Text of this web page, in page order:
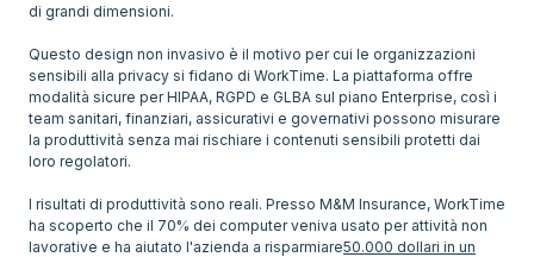
di grandi dimensioni.
Questo design non invasivo è il motivo per cui le organizzazioni
sensibili alla privacy si fidano di WorkTime. La piattaforma offre
modalità sicure per HIPAA, RGPD e GLBA sul piano Enterprise, così i
team sanitari, finanziari, assicurativi e governativi possono misurare
la produttività senza mai rischiare i contenuti sensibili protetti dai
loro regolatori.
I risultati di produttività sono reali. Presso M&M Insurance, WorkTime
ha scoperto che il 70% dei computer veniva usato per attività non
lavorative e ha aiutato l'azienda a risparmiare50.000 dollari in un